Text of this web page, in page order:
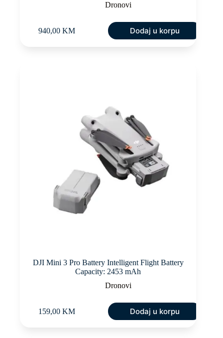
Dronovi
940,00 KM Dodaj u korpu
DJI Mini 3 Pro Battery Intelligent Flight Battery
Capacity: 2453 mAh
Dronovi
159,00 KM Dodaj u korpu